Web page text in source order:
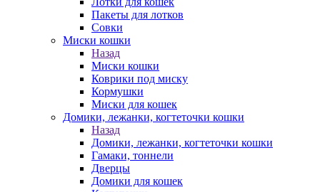
Пакеты для лотков
Совки
Миски кошки
Назад
Миски кошки
Коврики под миску
Кормушки
Миски для кошек
Домики, лежанки, когтеточки кошки
Назад
Домики, лежанки, когтеточки кошки
Гамаки, тоннели
Дверцы
Домики для кошек